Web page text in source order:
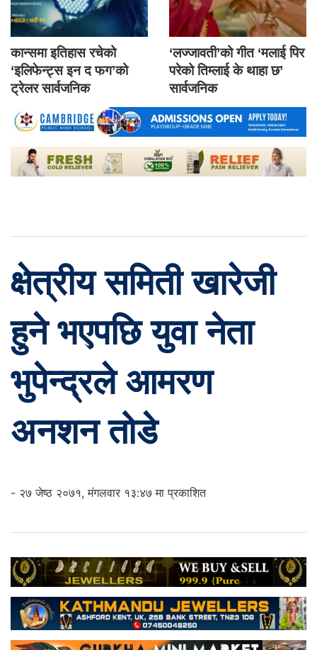
कान्समा इतिहास रचेको
‘इलिफेन्ट्स इन द फग’को
ट्रेलर सार्वजनिक
‘लज्जावती’को गीत ‘मलाई पिर
परेको तिम्लाई के थाहा छ’
सार्वजनिक
क्षेत्रीय समिती खारेजी
हुने भएपछि युवा नेता
भुपेन्द्रले आमरण
अनशन तोडे
- २७ जेष्ठ २०७१, मंगलवार १३:४७ मा प्रकाशित